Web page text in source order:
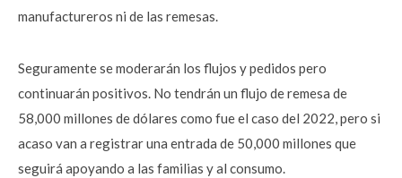
manufactureros ni de las remesas.
Seguramente se moderarán los flujos y pedidos pero
continuarán positivos. No tendrán un flujo de remesa de
58,000 millones de dólares como fue el caso del 2022, pero si
acaso van a registrar una entrada de 50,000 millones que
seguirá apoyando a las familias y al consumo.